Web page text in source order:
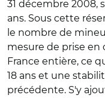
31 décembre 2008,
ans. Sous cette
le nombre de
mesure de prise en
France entière, ce
18 ans et une
précédente. S'y